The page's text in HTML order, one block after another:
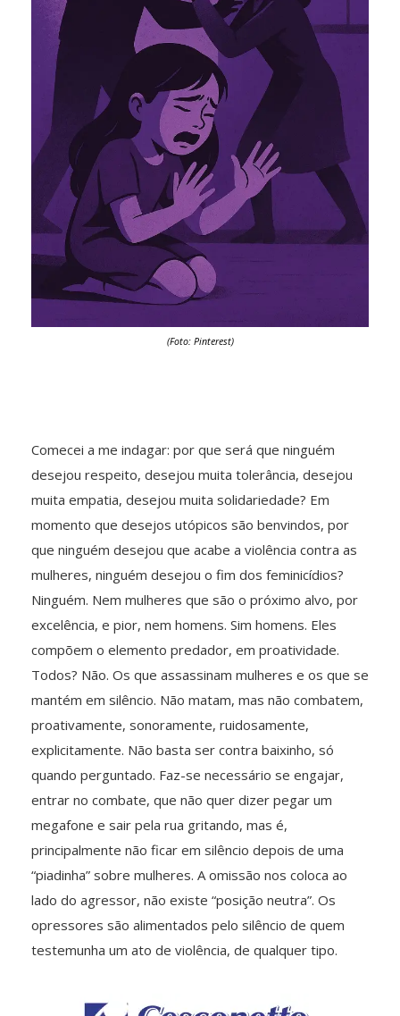
(Foto: Pinterest)
Comecei a me indagar: por que será que ninguém
desejou respeito, desejou muita tolerância, desejou
muita empatia, desejou muita solidariedade? Em
momento que desejos utópicos são benvindos, por
que ninguém desejou que acabe a violência contra as
mulheres, ninguém desejou o fim dos feminicídios?
Ninguém. Nem mulheres que são o próximo alvo, por
excelência, e pior, nem homens. Sim homens. Eles
compõem o elemento predador, em proatividade.
Todos? Não. Os que assassinam mulheres e os que se
mantém em silêncio. Não matam, mas não combatem,
proativamente, sonoramente, ruidosamente,
explicitamente. Não basta ser contra baixinho, só
quando perguntado. Faz-se necessário se engajar,
entrar no combate, que não quer dizer pegar um
megafone e sair pela rua gritando, mas é,
principalmente não ficar em silêncio depois de uma
“piadinha” sobre mulheres. A omissão nos coloca ao
lado do agressor, não existe “posição neutra”. Os
opressores são alimentados pelo silêncio de quem
testemunha um ato de violência, de qualquer tipo.